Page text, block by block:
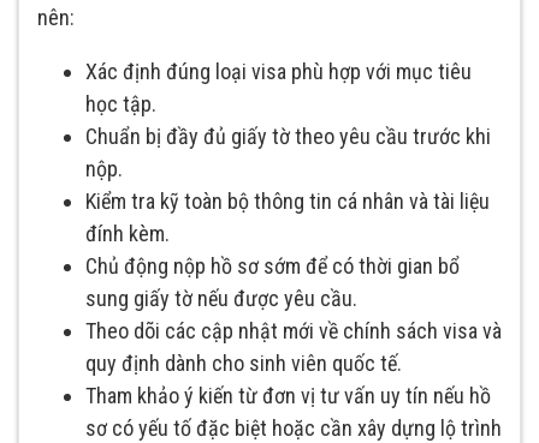
nên:
Xác định đúng loại visa phù hợp với mục tiêu
học tập.
Chuẩn bị đầy đủ giấy tờ theo yêu cầu trước khi
nộp.
Kiểm tra kỹ toàn bộ thông tin cá nhân và tài liệu
đính kèm.
Chủ động nộp hồ sơ sớm để có thời gian bổ
sung giấy tờ nếu được yêu cầu.
Theo dõi các cập nhật mới về chính sách visa và
quy định dành cho sinh viên quốc tế.
Tham khảo ý kiến từ đơn vị tư vấn uy tín nếu hồ
sơ có yếu tố đặc biệt hoặc cần xây dựng lộ trình